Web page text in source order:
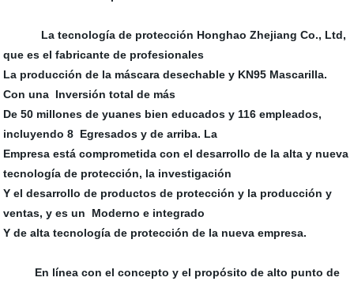
La tecnología de protección Honghao Zhejiang Co., Ltd,
que es el fabricante de profesionales
La producción de la máscara desechable y KN95 Mascarilla.
Con una Inversión total de más
De 50 millones de yuanes bien educados y 116 empleados,
incluyendo 8 Egresados y de arriba. La
Empresa está comprometida con el desarrollo de la alta y nueva
tecnología de protección, la investigación
Y el desarrollo de productos de protección y la producción y
ventas, y es un Moderno e integrado
Y de alta tecnología de protección de la nueva empresa.
En línea con el concepto y el propósito de alto punto de